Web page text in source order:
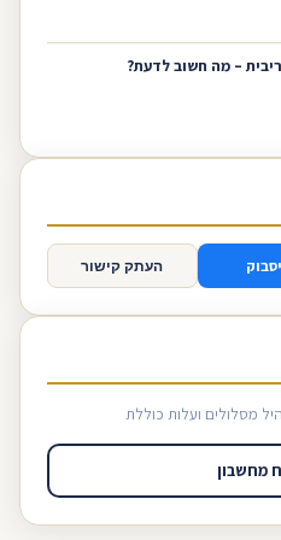
– מה חשוב לדעת?
העתק קישור
מסלולים ועלות כוללת
מחשבון